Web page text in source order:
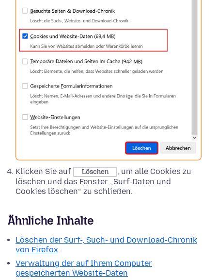
Klicken Sie auf Löschen
, um alle Cookies zu
löschen und das Fenster „Surf-Daten und
Cookies löschen“ zu schließen.
Ähnliche Inhalte
Löschen der Surf-, Such- und Download-Chronik
von Firefox.
Verwaltung der auf Ihrem Computer
gespeicherten Website-Daten